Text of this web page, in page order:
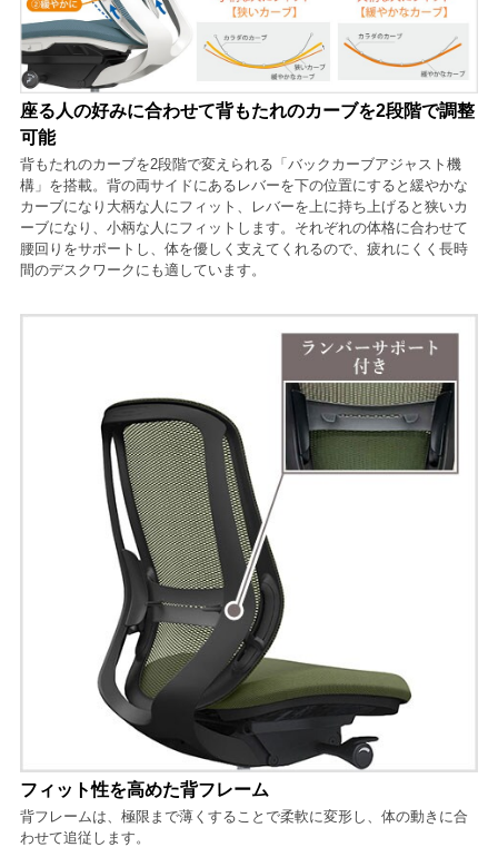
座る人の好みに合わせて背もたれのカーブを2段階で調整
可能
背もたれのカーブを2段階で変えられる「バックカーブアジャスト機
構」を搭載。背の両サイドにあるレバーを下の位置にすると緩やかな
カーブになり大柄な人にフィット、レバーを上に持ち上げると狭いカ
ーブになり、小柄な人にフィットします。それぞれの体格に合わせて
腰回りをサポートし、体を優しく支えてくれるので、疲れにくく長時
間のデスクワークにも適しています。
フィット性を高めた背フレーム
背フレームは、極限まで薄くすることで柔軟に変形し、体の動きに合
わせて追従します。